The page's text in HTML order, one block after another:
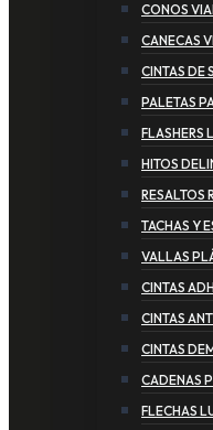
CONOS
CANECAS
CINTAS DE
PALETAS
FLASHERS
HITOS
RESALTOS
TACHAS Y
VALLAS
CINTAS
CINTAS
CINTAS
CADENAS
FLECHAS